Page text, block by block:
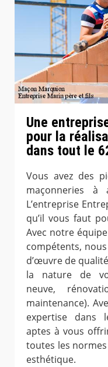
Une
pour la
dans tout le
Vous avez des
maçonneries
L’entreprise
qu’il vous faut
Avec notre
compétents,
d’œuvre de
la nature de
neuve,
maintenance).
expertise dans
aptes à vous
toutes les
esthétique.